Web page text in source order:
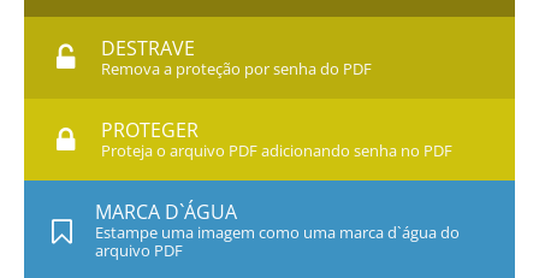
DESTRAVE
Remova a proteção por senha do PDF
PROTEGER
Proteja o arquivo PDF adicionando senha no PDF
MARCA D`ÁGUA
Estampe uma imagem como uma marca d`água do
arquivo PDF